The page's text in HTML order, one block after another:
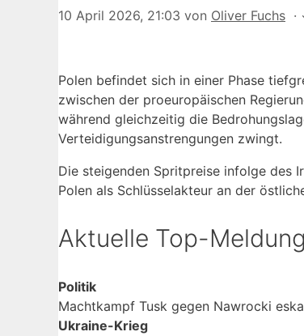
10 April 2026, 21:03 von Oliver Fuchs ·
Polen befindet sich in einer Phase
zwischen der proeuropäischen
während gleichzeitig die
Verteidigungsanstrengungen zwingt.
Die steigenden Spritpreise infolge des
Polen als Schlüsselakteur an der
Aktuelle Top-
Politik
Machtkampf Tusk gegen Nawrocki
Ukraine-Krieg